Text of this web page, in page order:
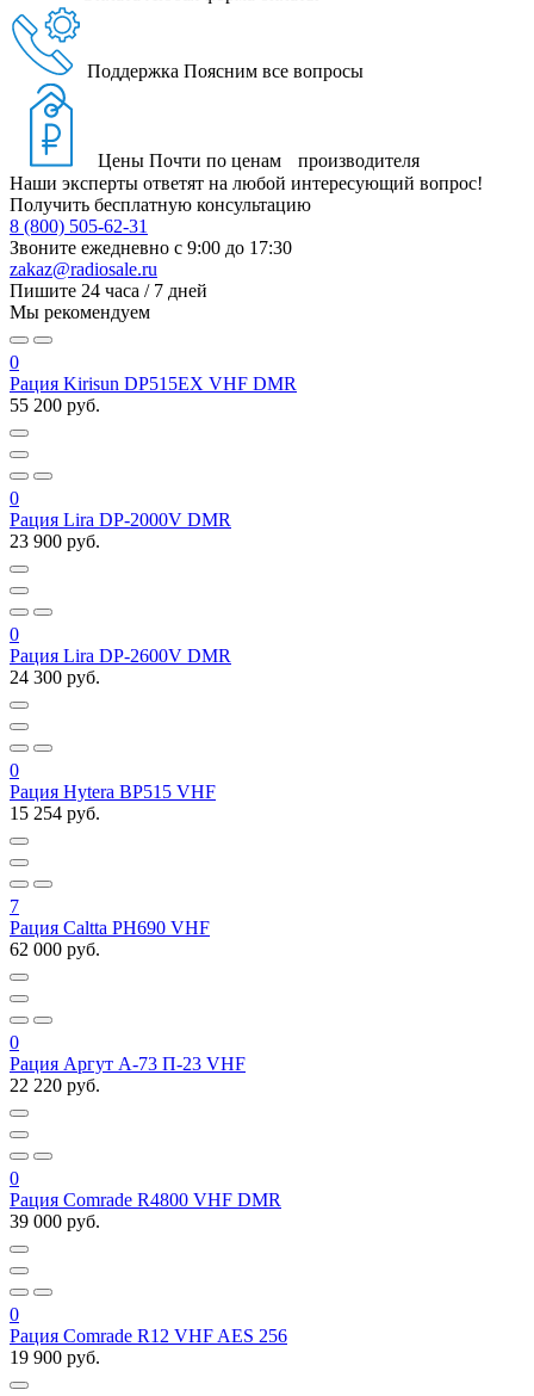
Поддержка Поясним все вопросы
Цены Почти по ценам производителя
Наши эксперты ответят на любой интересующий вопрос!
Получить бесплатную консультацию
8 (800) 505-62-31
Звоните ежедневно с 9:00 до 17:30
zakaz@radiosale.ru
Пишите 24 часа / 7 дней
Мы рекомендуем
0
Рация Kirisun DP515EX VHF DMR
55 200 руб.
0
Рация Lira DP-2000V DMR
23 900 руб.
0
Рация Lira DP-2600V DMR
24 300 руб.
0
Рация Hytera BP515 VHF
15 254 руб.
7
Рация Caltta PH690 VHF
62 000 руб.
0
Рация Аргут А-73 П-23 VHF
22 220 руб.
0
Рация Comrade R4800 VHF DMR
39 000 руб.
0
Рация Comrade R12 VHF AES 256
19 900 руб.